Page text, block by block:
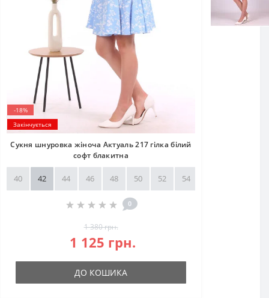
-18%
Закінчується
Сукня шнуровка жіноча Актуаль 217 гілка білий
софт блакитна
40 42 44 46 48 50 52 54
0
1 380 грн.
1 125 грн.
ДО КОШИКА